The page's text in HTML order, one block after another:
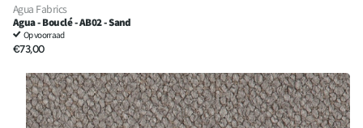
Agua Fabrics
Agua - Bouclé - AB02 - Sand
Op voorraad
€73,00